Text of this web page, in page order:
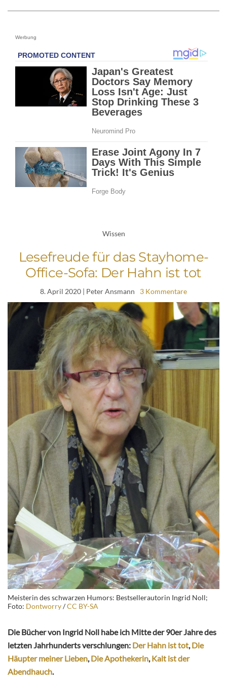
Werbung
Wissen
Lesefreude für das Stayhome-
Office-Sofa: Der Hahn ist tot
8. April 2020 | Peter Ansmann 3 Kommentare
Meisterin des schwarzen Humors: Bestsellerautorin Ingrid Noll;
Foto: Dontworry/CC BY-SA
Die Bücher von Ingrid Noll habe ich Mitte der 90er Jahre des
letzten Jahrhunderts verschlungen: Der Hahn ist tot, Die
Häupter meiner Lieben, Die Apothekerin, Kalt ist der
Abendhauch.